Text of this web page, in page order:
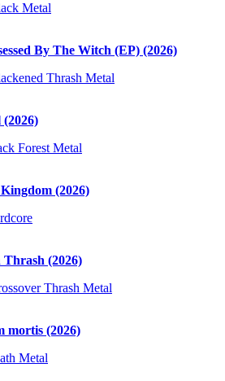
Metal
By The Witch (EP) (2026)
Thrash Metal
Forest Metal
(2026)
(2026)
Thrash Metal
(2026)
Metal